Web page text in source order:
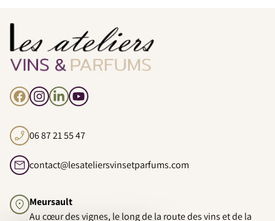
FacebookInstagram
LinkedIn
YouTube
06 87 21 55 47
contact@lesateliersvinsetparfums.com
Meursault
Au cœur des vignes, le long de la route des vins et de la